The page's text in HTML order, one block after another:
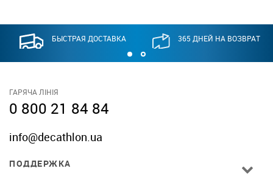
БЫСТРАЯ ДОСТАВКА 365 ДНЕЙ НА ВОЗВРАТ
ГАРЯЧА ЛІНІЯ
0 800 21 84 84
info@decathlon.ua
ПОДДЕРЖКА